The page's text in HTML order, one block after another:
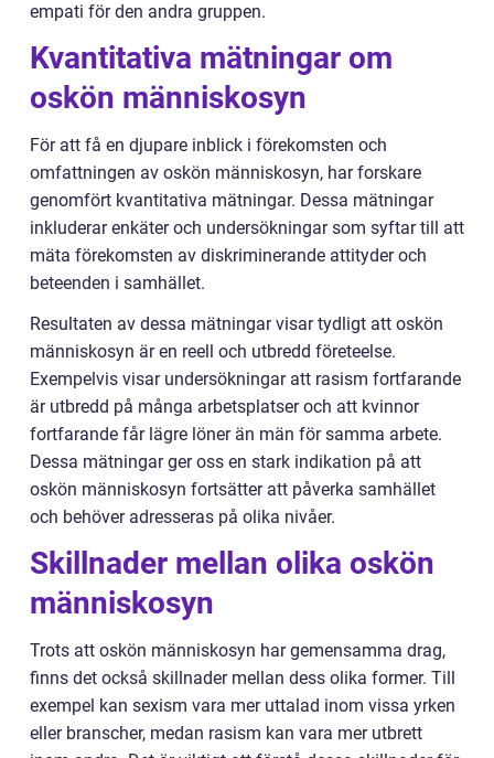
empati för den andra gruppen.
Kvantitativa mätningar om
oskön människosyn
För att få en djupare inblick i förekomsten och
omfattningen av oskön människosyn, har forskare
genomfört kvantitativa mätningar. Dessa mätningar
inkluderar enkäter och undersökningar som syftar till att
mäta förekomsten av diskriminerande attityder och
beteenden i samhället.
Resultaten av dessa mätningar visar tydligt att oskön
människosyn är en reell och utbredd företeelse.
Exempelvis visar undersökningar att rasism fortfarande
är utbredd på många arbetsplatser och att kvinnor
fortfarande får lägre löner än män för samma arbete.
Dessa mätningar ger oss en stark indikation på att
oskön människosyn fortsätter att påverka samhället
och behöver adresseras på olika nivåer.
Skillnader mellan olika oskön
människosyn
Trots att oskön människosyn har gemensamma drag,
finns det också skillnader mellan dess olika former. Till
exempel kan sexism vara mer uttalad inom vissa yrken
eller branscher, medan rasism kan vara mer utbrett